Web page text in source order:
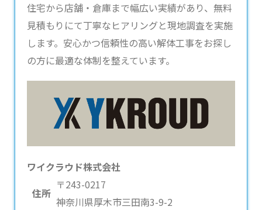
住宅から店舗・倉庫まで幅広い実績があり、無料
見積もりにて丁寧なヒアリングと現地調査を実施
します。安心かつ信頼性の高い解体工事をお探し
の方に最適な体制を整えています。
ワイクラウド株式会社
住所
〒243-0217
神奈川県厚木市三田南3-9-2